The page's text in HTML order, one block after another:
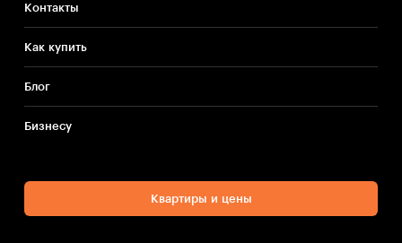
Контакты
Как купить
Блог
Бизнесу
Квартиры и цены